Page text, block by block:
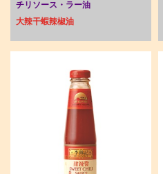
チリソース・ラー油
大辣干蝦辣椒油